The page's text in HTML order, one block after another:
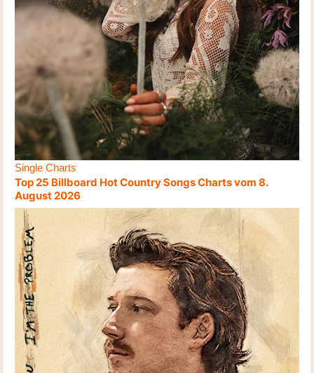
Single Charts
Top 25 Billboard Hot Country Songs Charts vom 8.
August 2026